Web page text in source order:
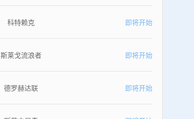
科特赖克 即将开始
斯莱戈流浪者 即将开始
德罗赫达联 即将开始